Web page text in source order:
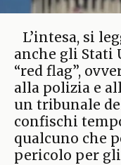
L’intesa, si
anche gli Stati
“red flag”,
alla polizia e
un tribunale
confischi
qualcuno che
pericolo per